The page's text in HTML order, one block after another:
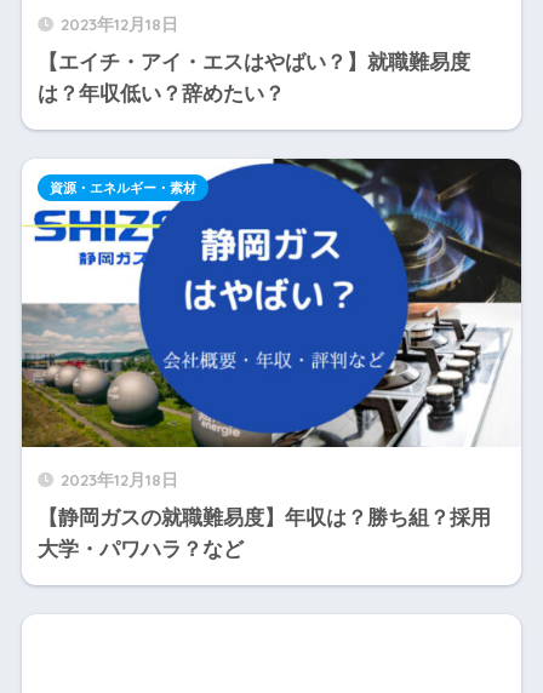
2023年12月18日
【エイチ・アイ・エスはやばい？】就職難易度
は？年収低い？辞めたい？
2023年12月18日
【静岡ガスの就職難易度】年収は？勝ち組？採用
大学・パワハラ？など
資源・エネルギー・素材